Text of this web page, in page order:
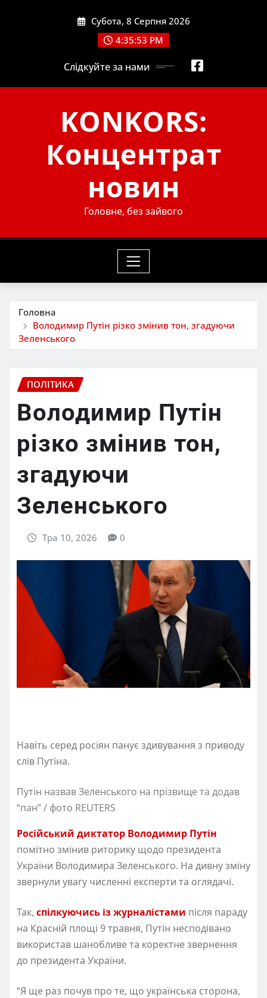
Субота, 8 Серпня 2026
4:35:55 PM
Слідкуйте за нами
KONKORS:
Концентрат
новин
Головне, без зайвого
Головна
Володимир Путін різко змінив тон, згадуючи
Зеленського
ПОЛІТИКА
Володимир Путін
різко змінив тон,
згадуючи
Зеленського
Тра 10, 2026 0
Навіть серед росіян панує здивування з приводу
слів Путіна.
Путін назвав Зеленського на прізвище та додав
“пан” / фото REUTERS
Російський диктатор Володимир Путін
помітно змінив риторику щодо президента
України Володимира Зеленського. На дивну зміну
звернули увагу численні експерти та оглядачі.
Так, спілкуючись із журналістами після параду
на Красній площі 9 травня, Путін несподівано
використав шанобливе та коректне звернення
до президента України.
“Я ще раз почув про те, що українська сторона,